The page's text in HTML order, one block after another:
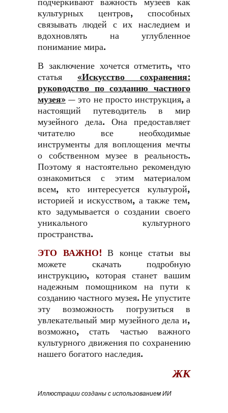
подчеркивают важность музеев как
культурных центров, способных
связывать людей с их наследием и
вдохновлять на углубленное
понимание мира.
В заключение хочется отметить, что
статья «Искусство сохранения:
руководство по созданию частного
музея» — это не просто инструкция, а
настоящий путеводитель в мир
музейного дела. Она предоставляет
читателю все необходимые
инструменты для воплощения мечты
о собственном музее в реальность.
Поэтому я настоятельно рекомендую
ознакомиться с этим материалом
всем, кто интересуется культурой,
историей и искусством, а также тем,
кто задумывается о создании своего
уникального культурного
пространства.
ЭТО ВАЖНО! В конце статьи вы
можете скачать подробную
инструкцию, которая станет вашим
надежным помощником на пути к
созданию частного музея. Не упустите
эту возможность погрузиться в
увлекательный мир музейного дела и,
возможно, стать частью важного
культурного движения по сохранению
нашего богатого наследия.
ЖК
Иллюстрации созданы с использованием ИИ